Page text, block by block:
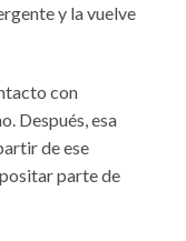
y la vuelve
con
Después, esa
de ese
parte de